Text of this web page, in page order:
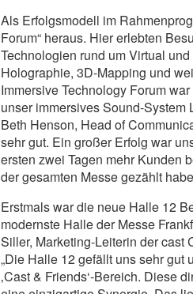
Als Erfolgsmodell im
Forum“ heraus. Hier erlebten
Technologien rund um Virtual
Holographie, 3D-Mapping und
Immersive Technology Forum
unser immersives Sound-System
Beth Henson, Head of
sehr gut. Ein großer Erfolg war
ersten zwei Tagen mehr Kunden
der gesamten Messe gezählt
Erstmals war die neue Halle 12
modernste Halle der Messe
Siller, Marketing-Leiterin der cast
„Die Halle 12 gefällt uns sehr gut
‚Cast & Friends‘-Bereich. Diese